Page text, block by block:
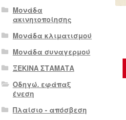
Μονάδα
ακινητοποίησης
Μονάδα κλιματισμού
Μονάδα συναγερμού
ΞΕΚΙΝΑ ΣΤΑΜΑΤΑ
Οδηγώ. εφάπαξ
ένεση
Πλαίσιο - απόσβεση